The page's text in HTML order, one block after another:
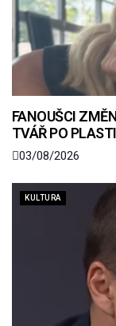
FANOUŠCI
TVÁŘ PO
03/08/2026
KULTURA